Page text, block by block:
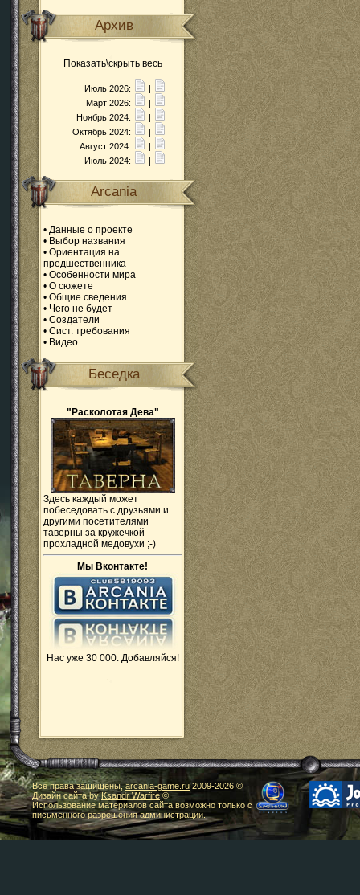
Архив
Показать\скрыть весь
Июль 2026:
|
Март 2026:
|
Ноябрь 2024:
|
Октябрь 2024:
|
Август 2024:
|
Июль 2024:
|
Arcania
• Данные о проекте
• Выбор названия
• Ориентация на
предшественника
• Особенности мира
• О сюжете
• Общие сведения
• Чего не будет
• Создатели
• Сист. требования
• Видео
Беседка
"Расколотая Дева"
Здесь каждый может
побеседовать с друзьями и
другими посетителями
таверны за кружечкой
прохладной медовухи ;-)
Мы Вконтакте!
Нас уже 30 000. Добавляйся!
Все права защищены,arcania-game.ru2009-2026 ©
Дизайн сайта byKsandr Warfire©
Использование материалов сайта возможно только с
письменного разрешения администрации.